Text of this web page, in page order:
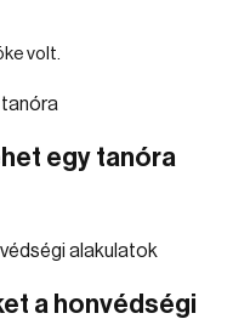
volt.
egy tanóra
a honvédségi